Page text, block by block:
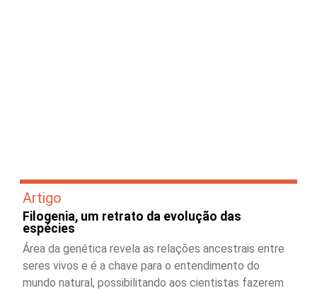
Artigo
Filogenia, um retrato da evolução das
espécies
Área da genética revela as relações ancestrais entre
seres vivos e é a chave para o entendimento do
mundo natural, possibilitando aos cientistas fazerem